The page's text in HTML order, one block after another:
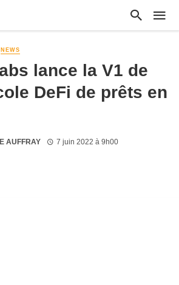
NEWS
lance la V1 de
DeFi de prêts en
AUFFRAY 7 juin 2022 à 9h00